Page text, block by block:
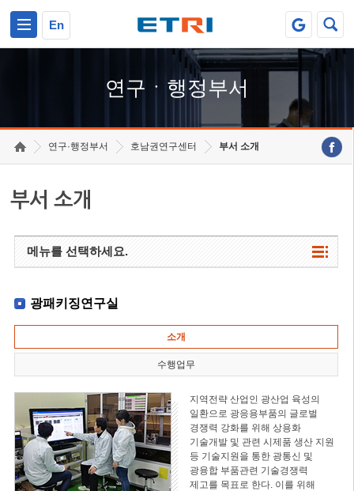
En
연구ㆍ행정부서
연구·행정부서 호남권연구센터 부서 소개
부서 소개
메뉴를 선택하세요.
광패키징연구실
소개
수행업무
지역전략 산업인 광산업 육성의
일환으로 광응용부품의 글로벌
경쟁력 강화를 위해 상용화
기술개발 및 관련 시제품 생산 지원
등 기술지원을 통한 광통신 및
광융합 부품관련 기술경쟁력
제고를 목표로 한다. 이를 위해